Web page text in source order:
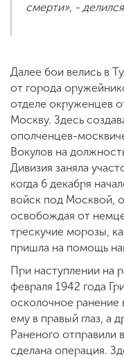
смерти», -
Далее бои велись в
от города
отделе окруженцев
Москву. Здесь
ополченцев-
Вокулов на
Дивизия заняла
когда 6 декабря
войск под Москвой,
освобождая от
трескучие морозы,
пришла на помощь
При наступлении на
февраля 1942 года
осколочное ранение
ему в правый глаз, а
Раненого отправили
сделана операция.